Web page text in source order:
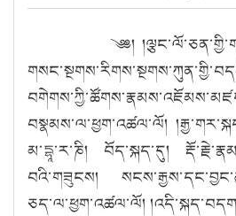
༄༅།
བསྣམས་ལ་ཕྱག་འཚལ་ལོ།
མ་དྷཱ་ར་ཎི། བོད་སྐད་དུ།
བའི་གཟུངས།
ཅད་ལ་ཕྱག་འཚལ་ལོ།